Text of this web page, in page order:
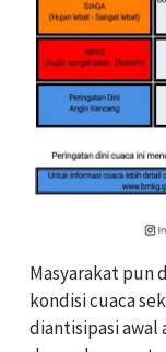
Masyarakat pun
kondisi cuaca
diantisipasi awal